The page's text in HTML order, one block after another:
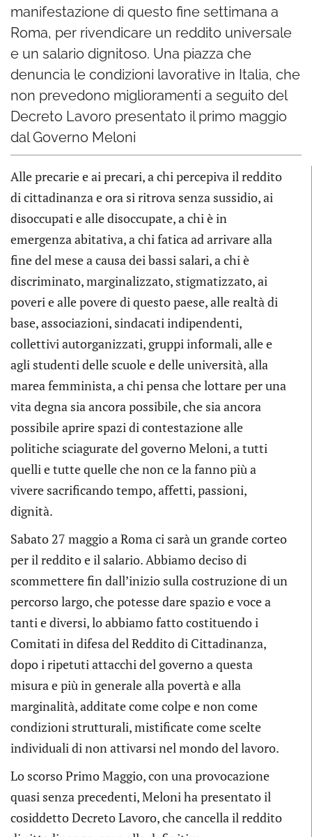
manifestazione di questo fine settimana a
Roma, per rivendicare un reddito universale
e un salario dignitoso. Una piazza che
denuncia le condizioni lavorative in Italia, che
non prevedono miglioramenti a seguito del
Decreto Lavoro presentato il primo maggio
dal Governo Meloni
Alle precarie e ai precari, a chi percepiva il reddito
di cittadinanza e ora si ritrova senza sussidio, ai
disoccupati e alle disoccupate, a chi è in
emergenza abitativa, a chi fatica ad arrivare alla
fine del mese a causa dei bassi salari, a chi è
discriminato, marginalizzato, stigmatizzato, ai
poveri e alle povere di questo paese, alle realtà di
base, associazioni, sindacati indipendenti,
collettivi autorganizzati, gruppi informali, alle e
agli studenti delle scuole e delle università, alla
marea femminista, a chi pensa che lottare per una
vita degna sia ancora possibile, che sia ancora
possibile aprire spazi di contestazione alle
politiche sciagurate del governo Meloni, a tutti
quelli e tutte quelle che non ce la fanno più a
vivere sacrificando tempo, affetti, passioni,
dignità.
Sabato 27 maggio a Roma ci sarà un grande corteo
per il reddito e il salario. Abbiamo deciso di
scommettere fin dall’inizio sulla costruzione di un
percorso largo, che potesse dare spazio e voce a
tanti e diversi, lo abbiamo fatto costituendo i
Comitati in difesa del Reddito di Cittadinanza,
dopo i ripetuti attacchi del governo a questa
misura e più in generale alla povertà e alla
marginalità, additate come colpe e non come
condizioni strutturali, mistificate come scelte
individuali di non attivarsi nel mondo del lavoro.
Lo scorso Primo Maggio, con una provocazione
quasi senza precedenti, Meloni ha presentato il
cosiddetto Decreto Lavoro, che cancella il reddito